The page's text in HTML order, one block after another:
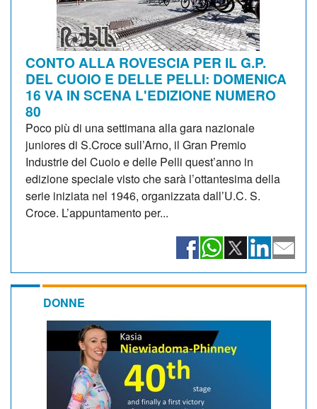
CONTO ALLA ROVESCIA PER IL G.P.
DEL CUOIO E DELLE PELLI: DOMENICA
16 VA IN SCENA L'EDIZIONE NUMERO
80
Poco più di una settimana alla gara nazionale
juniores di S.Croce sull’Arno, il Gran Premio
Industrie del Cuoio e delle Pelli quest’anno in
edizione speciale visto che sarà l’ottantesima della
serie iniziata nel 1946, organizzata dall’U.C. S.
Croce. L’appuntamento per...
DONNE